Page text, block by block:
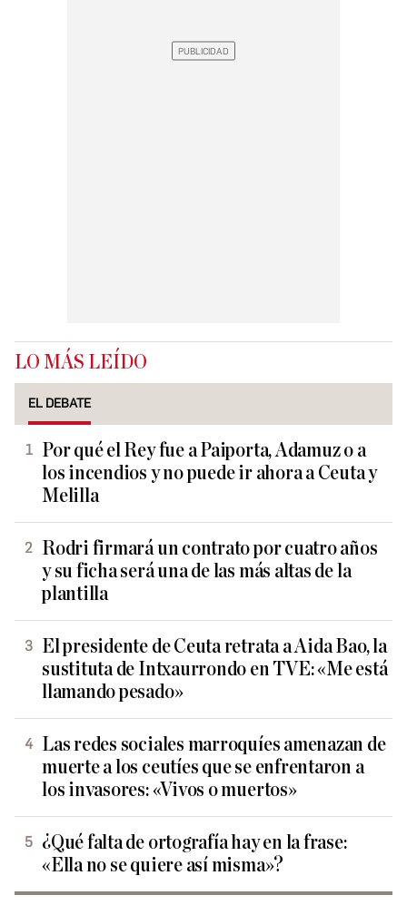
LO MÁS LEÍDO
EL DEBATE
Por qué el Rey fue a Paiporta, Adamuz o a
los incendios y no puede ir ahora a Ceuta y
Melilla
Rodri firmará un contrato por cuatro años
y su ficha será una de las más altas de la
plantilla
El presidente de Ceuta retrata a Aida Bao, la
sustituta de Intxaurrondo en TVE: «Me está
llamando pesado»
Las redes sociales marroquíes amenazan de
muerte a los ceutíes que se enfrentaron a
los invasores: «Vivos o muertos»
¿Qué falta de ortografía hay en la frase:
«Ella no se quiere así misma»?